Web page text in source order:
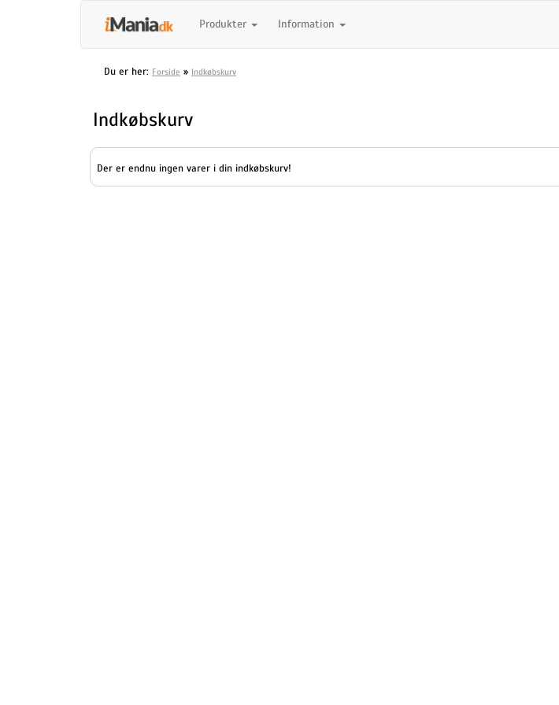
Produkter Information
Du er her: Forside » Indkøbskurv
Indkøbskurv
Der er endnu ingen varer i din indkøbskurv!